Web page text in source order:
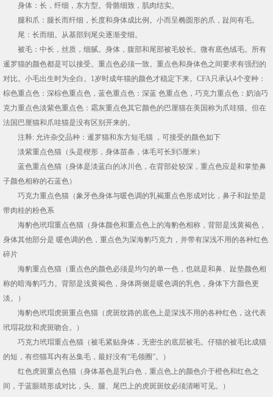
身体：长，纤细，东方型。骨骼细致，肌肉结实。
腿和爪：腿长而纤细，长度和身体成比例。小而呈椭圆形的爪，趾间有毛。
尾：长而细。从基部到尾尖逐渐变细。
被毛：中长，丝质，细腻。身体，腹部和尾部被毛较长。微有底色绒毛。所有
暹罗猫的颜色都是可以接受。重点色必须一致。重点色和身体色之间要求有强烈的
对比。小毛出生时为全白。1岁时成年猫的颜色才稳定下来。CFA只承认4个变种：
棕色重点色：深棕色重点色，蓝色重点色：深蓝 色重点色，巧克力重点色：奶油巧
克力重点色淡紫色重点色：霜灰重点色其它颜色的巴厘猫在美国称为爪哇猫。但在
法国巴厘猫和爪哇猫是没有区别开来的。
注释: 允许杂交品种：暹罗猫和东方短毛猫 ，可接受的颜色如下
淡紫重点色猫（头是楔形，身体苗条，体毛可长到5厘米）
蓝色重点色猫（身体是淡蓝白的冰川色，在背部处较深，重点色应是和掌垫鼻
子颜色相称的石蓝色）
巧克力重点色猫（象牙色身体与暖色调的乳褐重点色形成对比，鼻子和趾垫是
带肉桂的粉色系
海豹色玳瑁重点色猫（身体颜色和重点色上的海豹色相称，背部是浅黄褐色，
身体其他部分是 暖色调的色，重点色为深海豹巧克力，并带有深浅不用的各种红色
碎片
海豹重点色猫（重点色的颜色必须是均匀的单一色，也就是和鼻、趾垫颜色相
称的暗海豹巧力。背部是浅黄褐色，身体两侧是暖色调的乳色，身体下方颜色更
淡。）
海豹色玳瑁虎斑重点色猫（虎斑纹路的底色上是深浅不用的各种红色，这代表
玳瑁花纹和虎斑吻合。）
巧克力玳瑁重点色猫（被毛紧贴身体，无密生的底层被毛。仔猫的被毛比成猫
的短，有些猫耳内有丛集毛，最好没有“毛领圈”。）
红色虎斑重点色猫（身体基色是乳白色，重点色上的颜色介于橙色和红色之
间，于蓝眼睛形成对比，头、腿、尾巴上的虎斑斑纹必须清晰可见。）